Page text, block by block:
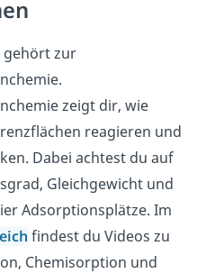
zur
zeigt dir, wie
reagieren und
Dabei achtest du auf
Gleichgewicht und
Adsorptionsplätze. Im
findest du Videos zu
Chemisorption und